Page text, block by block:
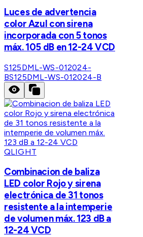
Luces de advertencia
color Azul con sirena
incorporada con 5 tonos
máx. 105 dB en 12-24 VCD
S125DML-WS-012024-
BS125DML-WS-012024-B
QLIGHT
Combinacion de baliza
LED color Rojo y sirena
electrónica de 31 tonos
resistente a la intemperie
de volumen máx. 123 dB a
12-24 VCD